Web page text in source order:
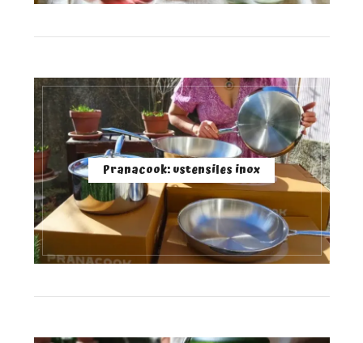
Pranacook: ustensiles inox